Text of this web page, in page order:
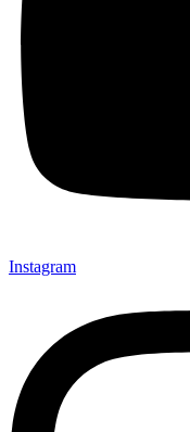
Instagram